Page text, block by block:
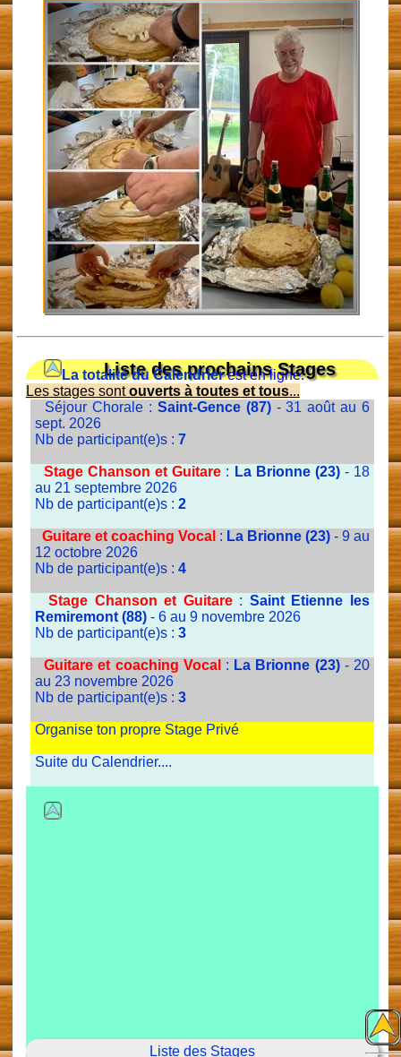
Liste des prochains Stages
La totalité du Calendrierest en ligne.
Les stages sontouverts à toutes et tous...
Séjour Chorale : Saint-Gence (87)- 31 août au 6
sept. 2026
Nb de participant(e)s : 7
Stage Chanson et Guitare : La Brionne (23)- 18
au 21 septembre 2026
Nb de participant(e)s : 2
Guitare et coaching Vocal : La Brionne (23)- 9 au
12 octobre 2026
Nb de participant(e)s : 4
Stage Chanson et Guitare: Saint Etienne les
Remiremont (88)- 6 au 9 novembre 2026
Nb de participant(e)s : 3
Guitare et coaching Vocal : La Brionne (23)- 20
au 23 novembre 2026
Nb de participant(e)s : 3
Organise ton propre Stage Privé
Suite du Calendrier....
Liste des Stages